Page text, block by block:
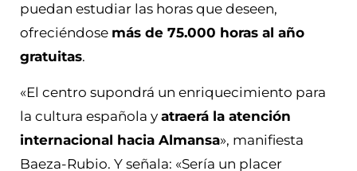
puedan estudiar las horas que deseen,
ofreciéndose más de 75.000 horas al año
gratuitas.
«El centro supondrá un enriquecimiento para
la cultura española y atraerá la atención
internacional hacia Almansa», manifiesta
Baeza-Rubio. Y señala: «Sería un placer